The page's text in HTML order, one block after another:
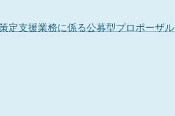
定支援業務に係る公募型プロポーザル